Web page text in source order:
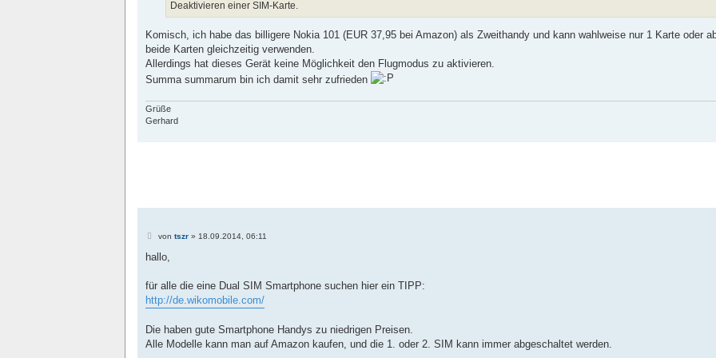
Deaktivieren einer SIM-Karte.
Komisch, ich habe das billigere Nokia 101 (EUR 37,95 bei Amazon) als Zweithandy und kann wahlweise nur 1 Karte oder
beide Karten gleichzeitig verwenden.
Allerdings hat dieses Gerät keine Möglichkeit den Flugmodus zu aktivieren.
Summa summarum bin ich damit sehr zufrieden
Grüße
Gerhard
B
i
a
von tszr» 18.09.2014, 06:11
hallo,
für alle die eine Dual SIM Smartphone suchen hier ein TIPP:
http://de.wikomobile.com/
Die haben gute Smartphone Handys zu niedrigen Preisen.
Alle Modelle kann man auf Amazon kaufen, und die 1. oder 2. SIM kann immer abgeschaltet werden.